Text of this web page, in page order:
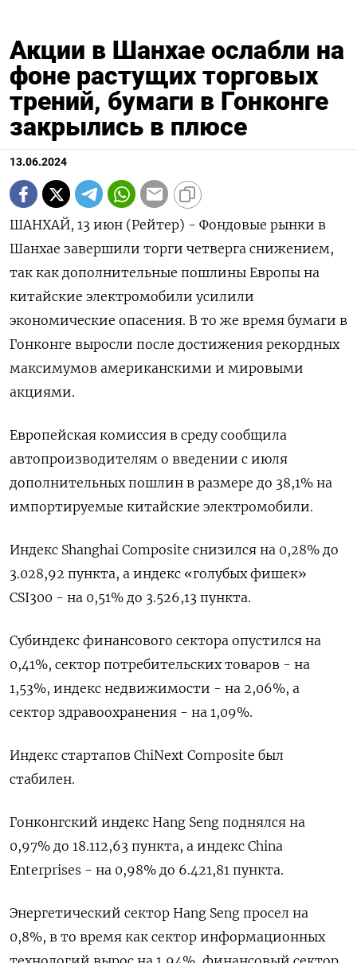
Акции в Шанхае ослабли на
фоне растущих торговых
трений, бумаги в Гонконге
закрылись в плюсе
13.06.2024
ШАНХАЙ, 13 июн (Рейтер) - Фондовые рынки в
Шанхае завершили торги четверга снижением,
так как дополнительные пошлины Европы на
китайские электромобили усилили
экономические опасения. В то же время бумаги в
Гонконге выросли после достижения рекордных
максимумов американскими и мировыми
акциями.
Европейская комиссия в среду сообщила
автопроизводителям о введении с июля
дополнительных пошлин в размере до 38,1% на
импортируемые китайские электромобили.
Индекс Shanghai Composite снизился на 0,28% до
3.028,92 пункта, а индекс «голубых фишек»
CSI300 - на 0,51% до 3.526,13 пункта.
Субиндекс финансового сектора опустился на
0,41%, сектор потребительских товаров - на
1,53%, индекс недвижимости - на 2,06%​, а
сектор здравоохранения - на 1,09%.
Индекс стартапов ChiNext Composite был
стабилен.
Гонконгский индекс Hang Seng поднялся на
0,97% до 18.112,63​ пункта, а индекс China
Enterprises - на 0,98% до 6.421,81 пункта.
Энергетический сектор Hang Seng просел на
0,8%, в то время как сектор информационных